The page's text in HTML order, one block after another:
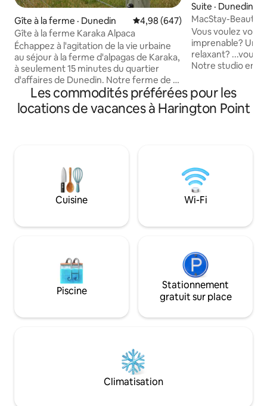
Gîte à la ferme · Dunedin Note moyenne de 4,98 sur 5,
4,98 (647)
Gîte à la ferme Karaka Alpaca
Échappez à l'agitation de la vie urbaine
au séjour à la ferme d'alpagas de Karaka,
à seulement 15 minutes du quartier
d'affaires de Dunedin. Notre ferme de 11
acres abrite des alpagas, Buster le chat,
des chevaux et des moutons ainsi
qu'une vue imprenable sur les falaises de
côtes rocheuses et un tunnel rocheux
sculpté à la main. Le petit-déjeuner
inclus se compose de pain fraîchement
préparé, d'une sélection de tartinades,
boissons chaudes.
Suite · Dunedin
MacStay-
architectural
Vous voulez vous
imprenable? Un
relaxant? ...vous
Notre studio
Réveillez-vous
et la scène
évolution. Dans
entrée et
de bains et une
magnifiquement
vous détendre.
Les commodités préférées pour les
locations de vacances à Harington Point
Cuisine Wi-Fi
Piscine
Stationnement
gratuit sur place
Climatisation